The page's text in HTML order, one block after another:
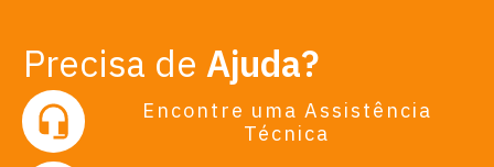
Precisa de Ajuda?
Encontre uma Assistência
Técnica